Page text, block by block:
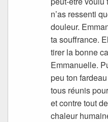
n’as ressenti
douleur.
ta souffrance.
tirer la bonne
Emmanuelle.
peu ton
tous réunis
et contre tout
chaleur